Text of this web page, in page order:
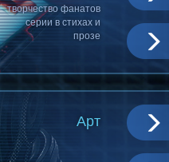
творчество фанатов
серии в стихах и
прозе
Арт